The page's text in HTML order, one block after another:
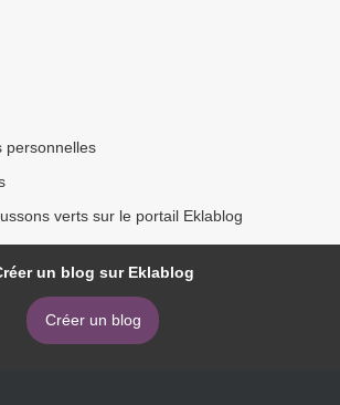
personnelles
verts sur le portail Eklablog
un blog sur Eklablog
Créer un blog